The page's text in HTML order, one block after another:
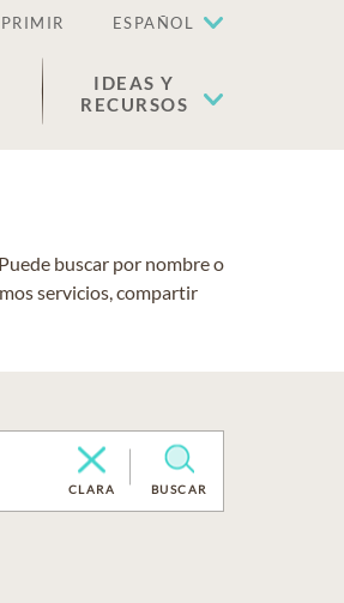
ESPAÑOL
IDEAS Y
RECURSOS
buscar por nombre o
servicios, compartir
CLARA BUSCAR